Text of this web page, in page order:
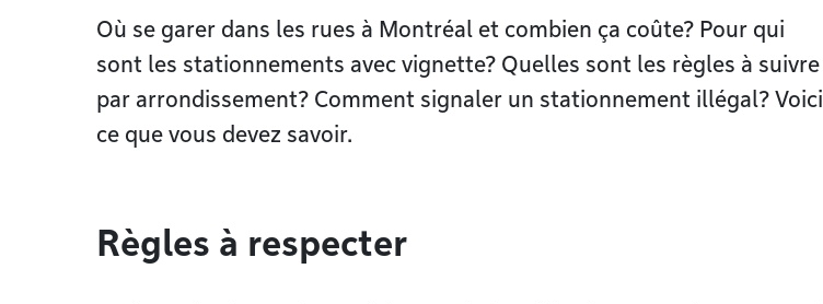
Où se garer dans les rues à Montréal et combien ça coûte? Pour qui
sont les stationnements avec vignette? Quelles sont les règles à suivre
par arrondissement? Comment signaler un stationnement illégal? Voici
ce que vous devez savoir.
Règles à respecter